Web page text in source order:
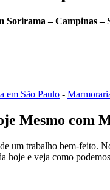
Sorirama – Campinas –
em São Paulo -
Mesmo com
um trabalho bem-feito.
hoje e veja como